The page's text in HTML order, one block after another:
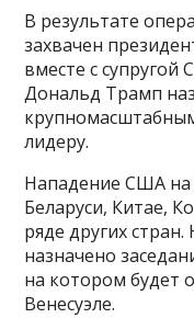
В результате
захвачен
вместе с
Дональд Трамп
лидеру.
Нападение США на
Беларуси, Китае,
ряде других
назначено
на котором будет
Венесуэле.